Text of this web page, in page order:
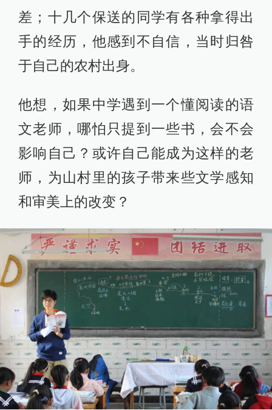
差；十几个保送的同学有各种拿得出
手的经历，他感到不自信，当时归咎
于自己的农村出身。
他想，如果中学遇到一个懂阅读的语
文老师，哪怕只提到一些书，会不会
影响自己？或许自己能成为这样的老
师，为山村里的孩子带来些文学感知
和审美上的改变？